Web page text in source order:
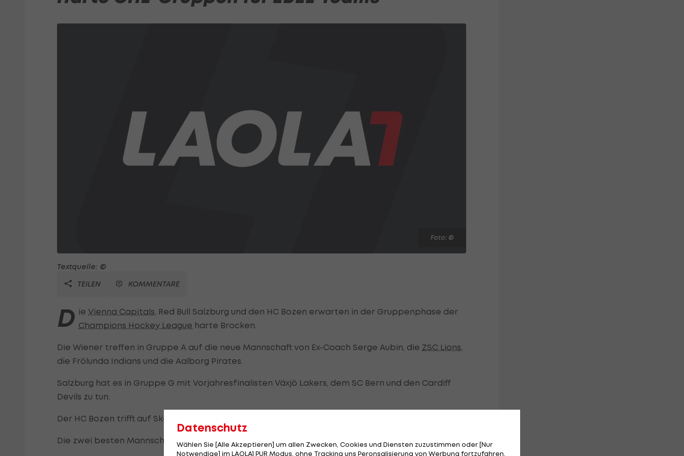
Foto: ©
Textquelle: ©
TEILEN
KOMMENTARE
D ie Vienna Capitals, Red Bull Salzburg und den HC Bozen erwarten in der Gruppenphase der
Champions Hockey League harte Brocken.
Die Wiener treffen in Gruppe A auf die neue Mannschaft von Ex-Coach Serge Aubin, die ZSC Lions,
die Frölunda Indians und die Aalborg Pirates.
Salzburg hat es in Gruppe G mit Vorjahresfinalisten Växjö Lakers, dem SC Bern und den Cardiff
Devils zu tun.
Der HC Bozen trifft auf Skelleftea AIK, IFK Helsinki und GKS Tychy.
Die zwei besten Mannschaften jeder Gruppe ziehen in die Playoffs ein.
Datenschutz
Wählen Sie [Alle Akzeptieren] um allen Zwecken, Cookies und Diensten zuzustimmen oder [Nur
Notwendige] im LAOLA1 PUR Modus, ohne Tracking uns Peronsalisierung von Werbung fortzufahren.